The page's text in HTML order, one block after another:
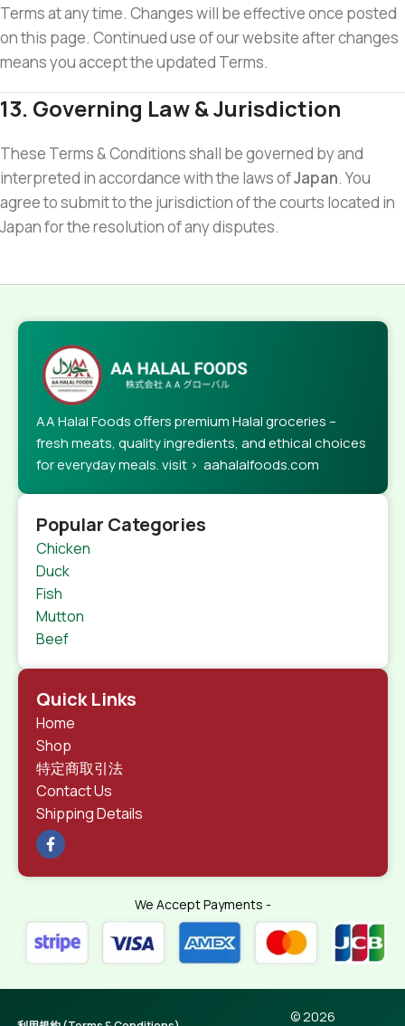
Terms at any time. Changes will be effective once posted
on this page. Continued use of our website after changes
means you accept the updated Terms.
13. Governing Law & Jurisdiction
These Terms & Conditions shall be governed by and
interpreted in accordance with the laws ofJapan. You
agree to submit to the jurisdiction of the courts located in
Japan for the resolution of any disputes.
AA Halal Foods offers premium Halal groceries –
fresh meats, quality ingredients, and ethical choices
for everyday meals. visit > aahalalfoods.com
Popular Categories
Chicken
Duck
Fish
Mutton
Beef
Quick Links
Home
Shop
特定商取引法
Contact Us
Shipping Details
We Accept Payments -
© 2026